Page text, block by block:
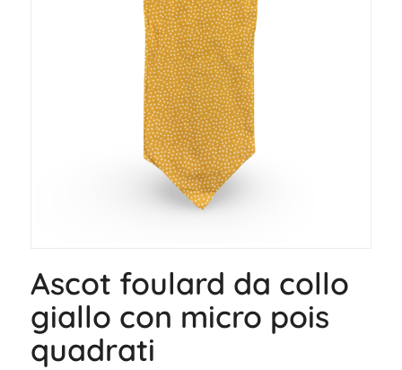
Ascot foulard da collo
giallo con micro pois
quadrati